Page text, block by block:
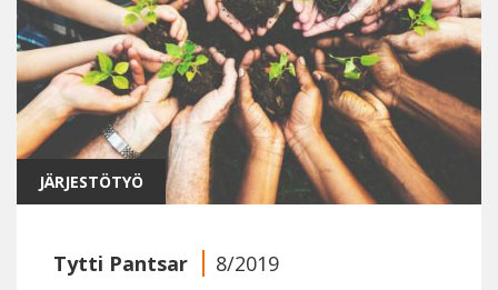
JÄRJESTÖTYÖ
Tytti Pantsar 8/2019